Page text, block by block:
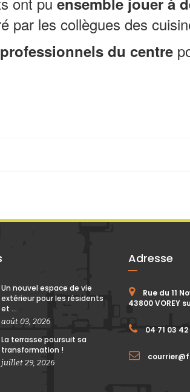
par les collègues des
du centre
Un nouvel espace de vie
extérieur pour les résidents
et ...
août 03, 2026
La terrasse poursuit sa
transformation !
juillet 29, 2026
Adresse
Rue du 11
43800 VOREY
04 71 03